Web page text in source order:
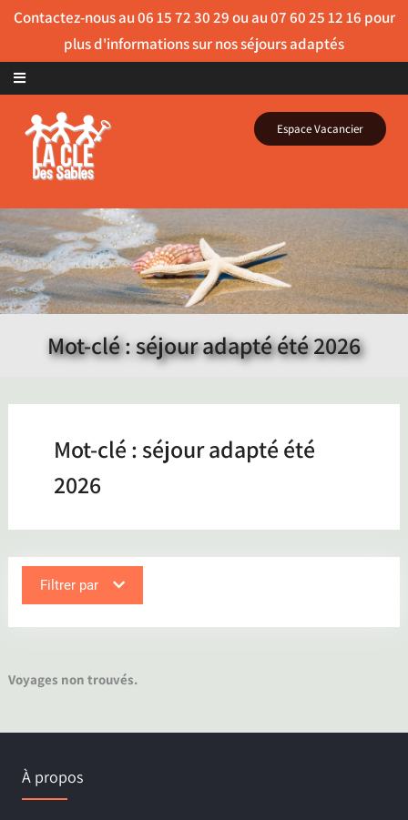
Skip to content
Espace Vacancier
Mot-clé : séjour adapté été 2026
Mot-clé :séjour adapté été
2026
Filtrer par
Voyages non trouvés.
À propos